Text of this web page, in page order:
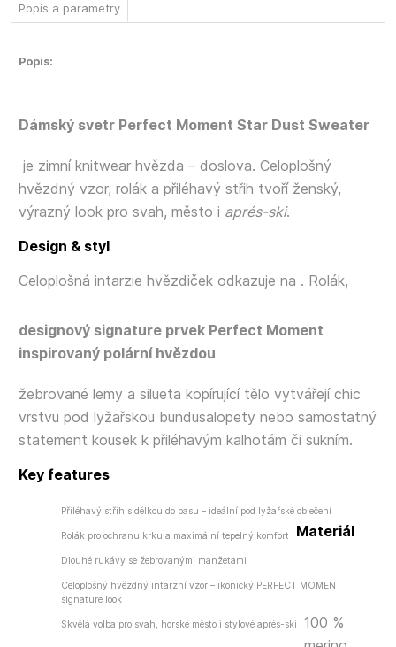
Popis a parametry
Popis:
Dámský svetr Perfect Moment Star Dust Sweater
je zimní knitwear hvězda – doslova. Celoplošný
hvězdný vzor, rolák a přiléhavý střih tvoří ženský,
výrazný look pro svah, město i aprés-ski.
Design & styl
Celoplošná intarzie hvězdiček odkazuje na
designový signature prvek Perfect Moment
inspirovaný polární hvězdou
. Rolák,
žebrované lemy a silueta kopírující tělo vytvářejí chic
vrstvu pod lyžařskou bundusalopety nebo samostatný
statement kousek k přiléhavým kalhotám či sukním.
Key features
Přiléhavý střih s délkou do pasu – ideální pod lyžařské oblečení
Rolák pro ochranu krku a maximální tepelný komfort
Dlouhé rukávy se žebrovanými manžetami
Celoplošný hvězdný intarzní vzor – ikonický PERFECT MOMENT
signature look
Skvělá volba pro svah, horské město i stylové aprés-ski
Materiál
100 %